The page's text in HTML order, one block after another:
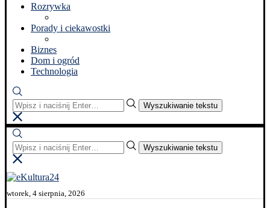
Rozrywka
Porady i ciekawostki
Biznes
Dom i ogród
Technologia
Wyszukiwanie tekstu
Wyszukiwanie tekstu
wtorek, 4 sierpnia, 2026